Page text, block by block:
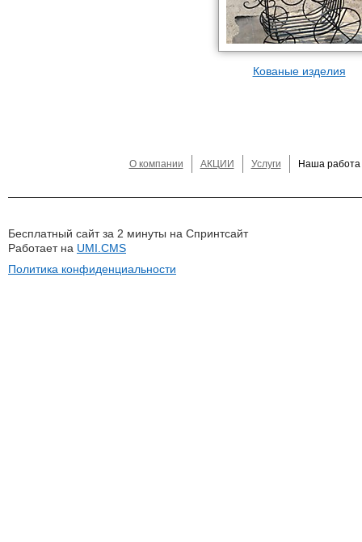
Кованые изделия
О компании АКЦИИ Услуги Наша работа
Бесплатный сайт за 2 минуты на Спринтсайт
Работает на UMI.CMS
Политика конфиденциальности